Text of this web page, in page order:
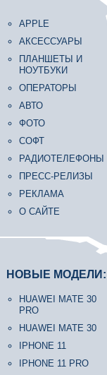
APPLE
АКСЕССУАРЫ
ПЛАНШЕТЫ И
НОУТБУКИ
ОПЕРАТОРЫ
АВТО
ФОТО
СОФТ
РАДИОТЕЛЕФОНЫ
ПРЕСС-РЕЛИЗЫ
РЕКЛАМА
О САЙТЕ
НОВЫЕ МОДЕЛИ:
HUAWEI MATE 30
PRO
HUAWEI MATE 30
IPHONE 11
IPHONE 11 PRO